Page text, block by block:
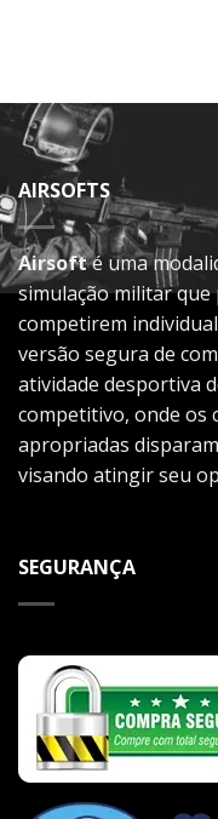
AIRSOFTS
Airsofté uma
simulação militar
competirem
versão segura de
atividade desportiva
competitivo, onde os
apropriadas
visando atingir seu
SEGURANÇA